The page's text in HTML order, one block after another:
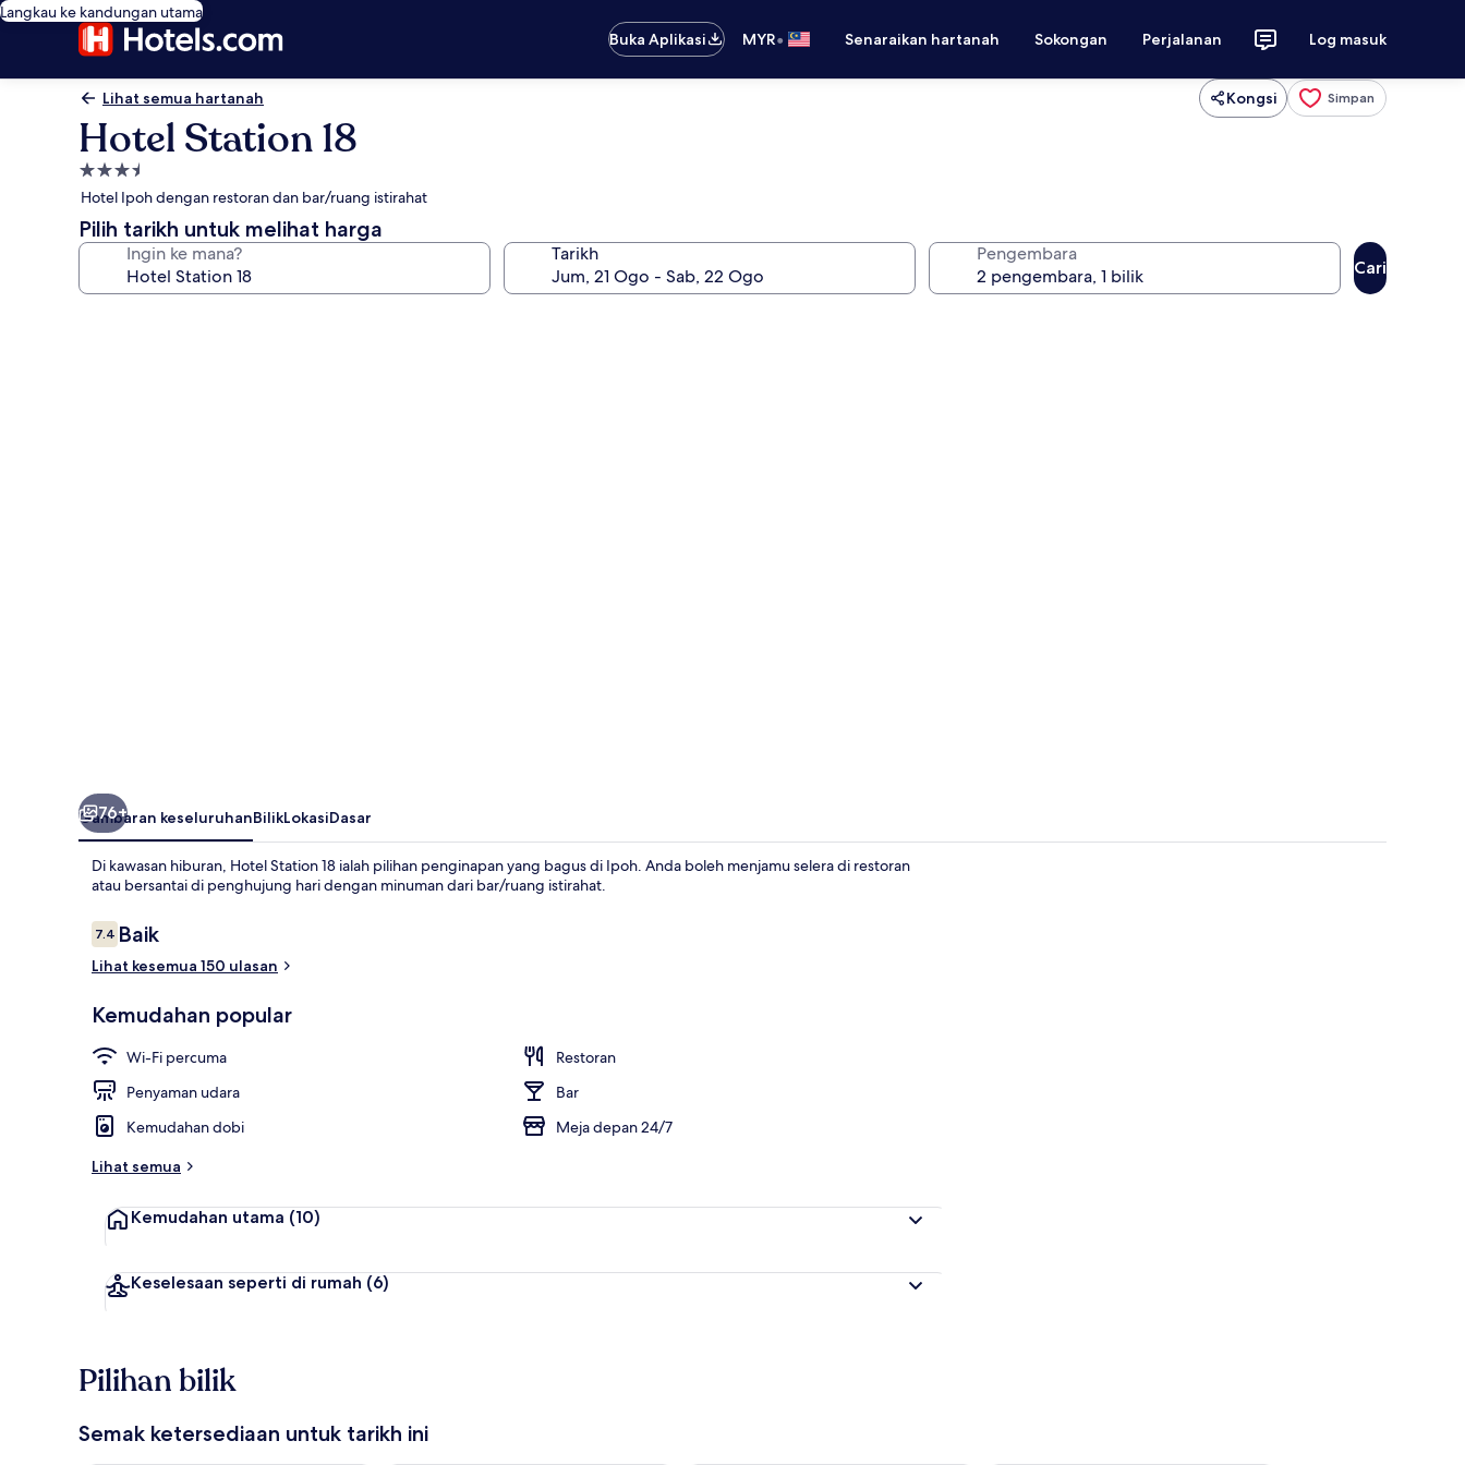
Langkau ke kandungan utama
Buka Aplikasi
MYR• Senaraikan hartanah Sokongan Perjalanan Log masuk
Lihat semua hartanah Kongsi Simpan
Hotel Station 18
Hartanah
3.5
bintang
Hotel Ipoh dengan restoran dan bar/ruang istirahat
Pilih tarikh untuk melihat harga
Ingin ke mana? Tarikh Pengembara
Cari
Perincian bahagian luar
76+
Gambaran keseluruhanBilikLokasiDasar
Di kawasan hiburan, Hotel Station 18 ialah pilihan penginapan yang bagus di Ipoh. Anda boleh menjamu selera di restoran
atau bersantai di penghujung hari dengan minuman dari bar/ruang istirahat.
Ulasan
7.47.4 daripada 10
Baik
Lihat kesemua 150 ulasan
Kemudahan popular
Wi-Fi percuma
Restoran
Penyaman udara
Bar
Kemudahan dobi
Meja depan 24/7
Lihat semua
Kemudahan utama (10)
Keselesaan seperti di rumah (6)
Pilihan bilik
Semak ketersediaan untuk tarikh ini